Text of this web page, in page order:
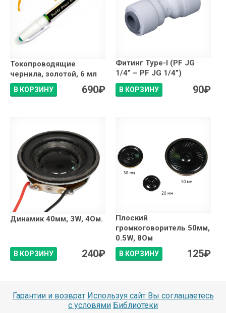
Токопроводящие
чернила, золотой, 6 мл
В КОРЗИНУ 690₽
Фитинг Type-I (PF JG
1/4” – PF JG 1/4”)
В КОРЗИНУ 90₽
Динамик 40мм, 3W, 4Ом.
В КОРЗИНУ 240₽
Плоский
громкоговоритель 50мм,
0.5W, 8Ом
В КОРЗИНУ 125₽
Гарантии и возврат Используя сайт Вы соглашаетесь
с условями Библиотеки